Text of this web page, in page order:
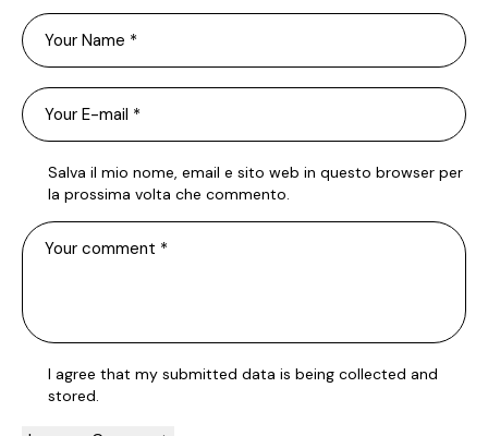
Salva il mio nome, email e sito web in questo browser per
la prossima volta che commento.
I agree that my submitted data is being collected and
stored.